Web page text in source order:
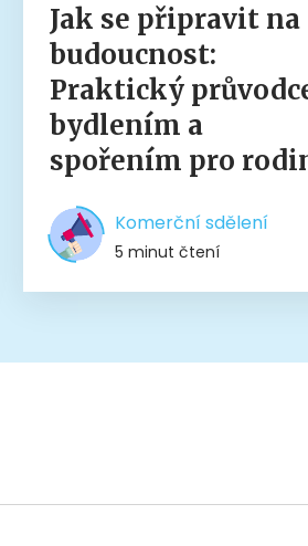
Jak se připravit na
budoucnost:
Praktický
bydlením a
spořením pro
Komerční sdělení
5 minut čtení